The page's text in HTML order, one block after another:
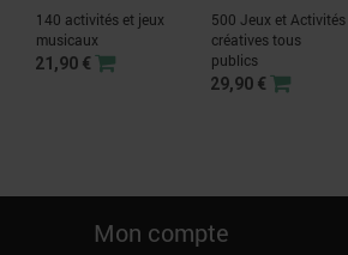
140 activités et jeux
musicaux
21,90 €
500 Jeux et Activités
créatives tous
publics
29,90 €
Mon compte